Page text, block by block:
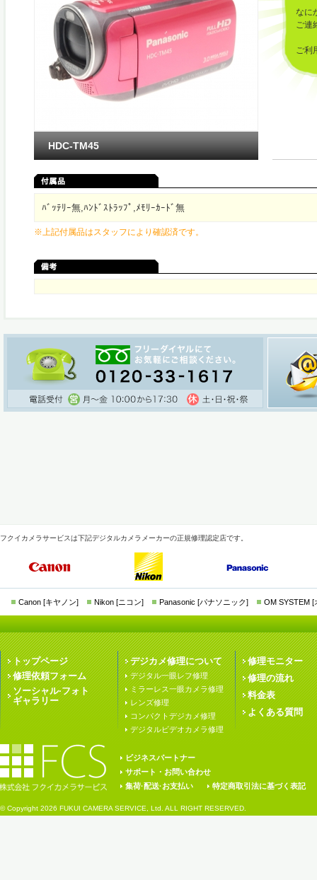
なに
ご連
ご利
HDC-TM45
ﾊﾞｯﾃﾘｰ無,ﾊﾝﾄﾞｽﾄﾗｯﾌﾟ,ﾒﾓﾘｰｶｰﾄﾞ無
※上記付属品はスタッフにより確認済です。
フクイカメラサービスは下記デジタルカメラメーカーの正規修理認定店です。
Canon [キヤノン] Nikon [ニコン] Panasonic [パナソニック] OM SYSTEM [
トップページ
修理依頼フォーム
ソーシャル·フォト
ギャラリー
デジカメ修理について
デジタル一眼レフ修理
ミラーレス一眼カメラ修理
レンズ修理
コンパクトデジカメ修理
デジタルビデオカメラ修理
修理モニター
修理の流れ
料金表
よくある質問
ビジネスパートナー
サポート・お問い合わせ
集荷·配送·お支払い
特定商取引法に基づく表記
© Copyright 2026 FUKUI CAMERA SERVICE, Ltd. ALL RIGHT RESERVED.